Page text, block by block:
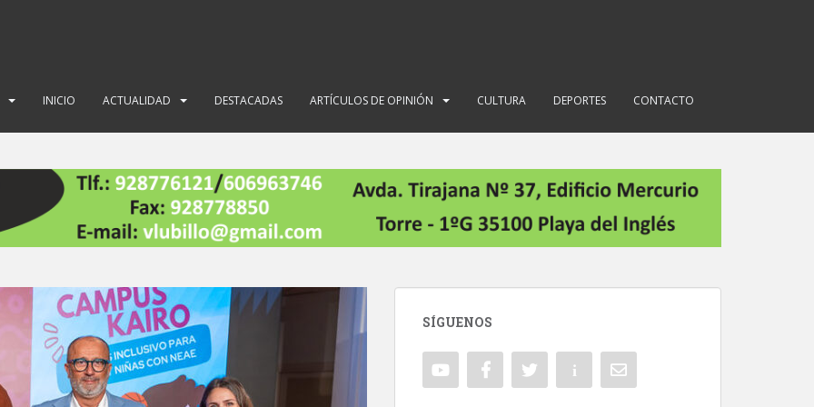
INICIO ACTUALIDAD DESTACADAS ARTÍCULOS DE OPINIÓN CULTURA DEPORTES CONTACTO
SÍGUENOS